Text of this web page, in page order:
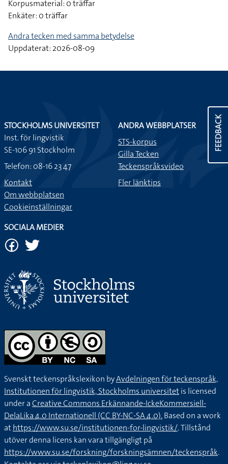
Korpusmaterial: 0 träffar
Enkäter: 0 träffar
Andra tecken med samma betydelse
Uppdaterat: 2026-08-09
FEEDBACK
STOCKHOLMS UNIVERSITET
Inst. för lingvistik
SE-106 91 Stockholm
Telefon: 08-16 23 47
Kontakt
Om webbplatsen
Cookieinställningar
ANDRA WEBBPLATSER
STS-korpus
Gilla Tecken
Teckenspråksvideo
Fler länktips
SOCIALA MEDIER
Svenskt teckenspråkslexikon byAvdelningen för teckenspråk,
Institutionen för lingvistik, Stockholms universitetis licensed
under aCreative Commons Erkännande-IckeKommersiell-
DelaLika 4.0 Internationell (CC BY-NC-SA 4.0).Based on a work
athttps://www.su.se/institutionen-for-lingvistik/. Tillstånd
utöver denna licens kan vara tillgängligt på
https://www.su.se/forskning/forskningsämnen/teckenspråk.